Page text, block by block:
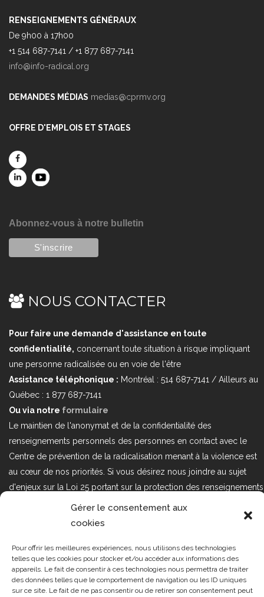
Gérer le consentement aux
cookies
Pour offrir les meilleures expériences, nous utilisons des technologies
telles que les cookies pour stocker et/ou accéder aux informations des
appareils. Le fait de consentir à ces technologies nous permettra de traiter
des données telles que le comportement de navigation ou les ID uniques
sur ce site. Le fait de ne pas consentir ou de retirer son consentement peut
RENSEIGNEMENTS GÉNÉRAUX
De 9h00 à 17h00
+1 514 687-7141 / +1 877 687-7141
info@info-radical.org
DEMANDES MÉDIAS medias@cprmv.org
OFFRE D'EMPLOIS ET STAGES
Abonnez-vous à notre bulletin
NOUS CONTACTER
Pour faire une demande d'assistance en toute
confidentialité, concernant toute situation à risque impliquant
une personne radicalisée ou en voie de l'être
Assistance téléphonique : Montréal : 514 687-7141 / Ailleurs au
Québec : 1 877 687-7141
Ou via notre formulaire
Le maintien de l'anonymat et de la confidentialité des
renseignements personnels des personnes en contact avec le
Centre de prévention de la radicalisation menant à la violence est
au cœur de nos priorités. Si vous désirez nous joindre au sujet
d'enjeux sur la Loi 25 portant sur la protection des renseignements
personnels dans le secteur privé, veuillez communiquer avec
nous à l'adresse courriel suivant : loi25@cprmv.org Pour en savoir
Tous droits réservés @2019 CPRMV
| Centre de prévention de la
radicalisation menant à la violence